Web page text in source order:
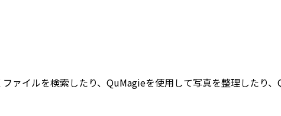
ァイルを検索したり、QuMagieを使用して写真を整理したり